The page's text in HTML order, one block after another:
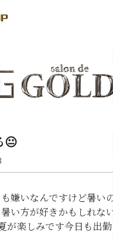
😐
嫌いなんですけど暑い
い方が好きかもしれな
が楽しみです今日も出